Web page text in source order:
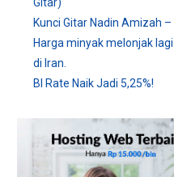
Kunci Gitar Nadin Amizah
Harga minyak melonjak
di Iran.
BI Rate Naik Jadi 5,25%!